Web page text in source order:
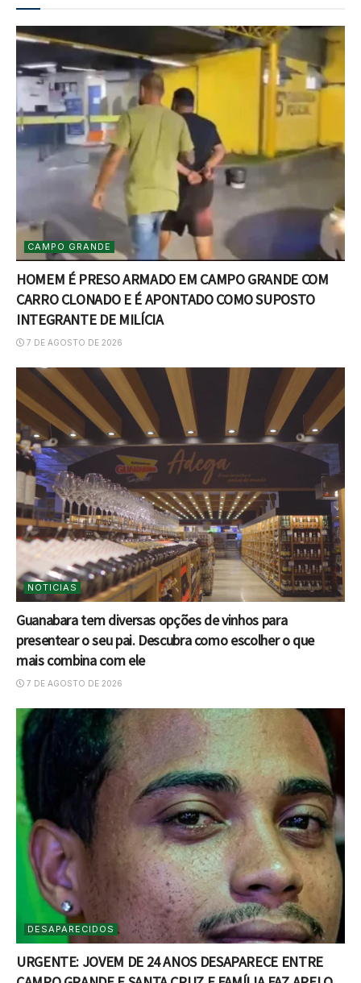
CAMPO GRANDE
HOMEM É PRESO ARMADO EM CAMPO GRANDE COM
CARRO CLONADO E É APONTADO COMO SUPOSTO
INTEGRANTE DE MILÍCIA
7 DE AGOSTO DE 2026
NOTICIAS
Guanabara tem diversas opções de vinhos para
presentear o seu pai. Descubra como escolher o que
mais combina com ele
7 DE AGOSTO DE 2026
DESAPARECIDOS
URGENTE: JOVEM DE 24 ANOS DESAPARECE ENTRE